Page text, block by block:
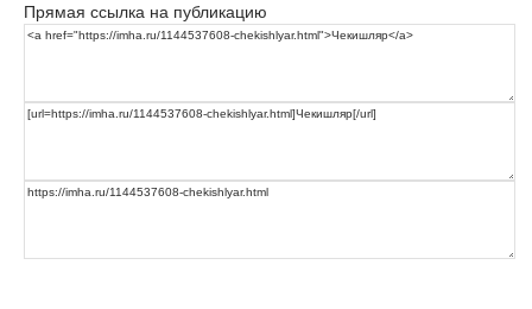
Прямая ссылка на публикацию